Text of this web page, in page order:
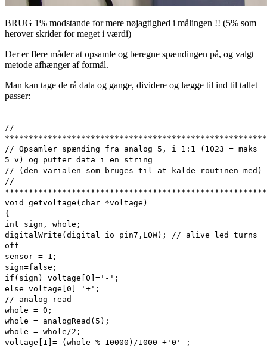
BRUG 1% modstande for mere nøjagtighed i målingen !! (5% som
herover skrider for meget i værdi)
Der er flere måder at opsamle og beregne spændingen på, og valgt
metode afhænger af formål.
Man kan tage de rå data og gange, dividere og lægge til ind til tallet
passer:
//
// Opsamler spænding fra analog 5, i 1:1 (1023 = maks
5 v) og putter data i en string
// (den varialen som bruges til at kalde routinen med)
//
void getvoltage(char *voltage)
{
int sign, whole;
digitalWrite(digital_io_pin7,LOW); // alive led turns
off
sensor = 1;
sign=false;
if(sign) voltage[0]='-';
else voltage[0]='+';
// analog read
whole = 0;
whole = analogRead(5);
whole = whole/2;
voltage[1]= (whole % 10000)/1000 +'0' ;